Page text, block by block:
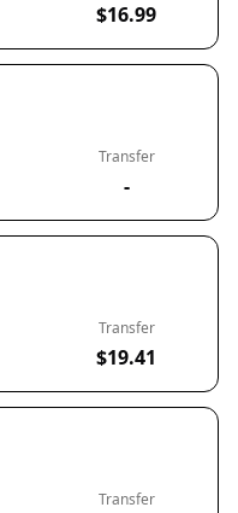
$16.99
Transfer
-
Transfer
$19.41
Transfer